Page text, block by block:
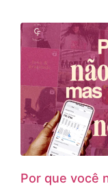
Por que você